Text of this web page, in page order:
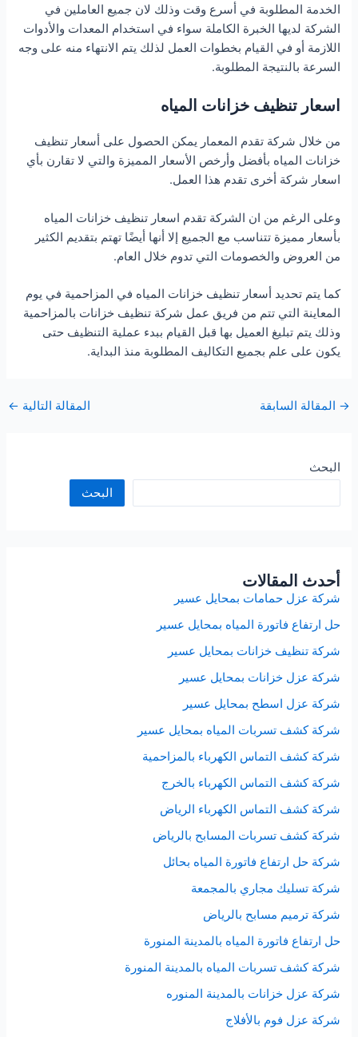
الخدمة المطلوبة في أسرع وقت وذلك لان جميع العاملين في
الشركة لديها الخبرة الكاملة سواء في استخدام المعدات والأدوات
اللازمة أو في القيام بخطوات العمل لذلك يتم الانتهاء منه على وجه
السرعة بالنتيجة المطلوبة.
اسعار تنظيف خزانات المياه
من خلال شركة تقدم المعمار يمكن الحصول على أسعار تنظيف
خزانات المياه بأفضل وأرخص الأسعار المميزة والتي لا تقارن بأي
اسعار شركة أخرى تقدم هذا العمل.
وعلى الرغم من ان الشركة تقدم اسعار تنظيف خزانات المياه
بأسعار مميزة تتناسب مع الجميع إلا أنها أيضًا تهتم بتقديم الكثير
من العروض والخصومات التي تدوم خلال العام.
كما يتم تحديد أسعار تنظيف خزانات المياه في المزاحمية في يوم
المعاينة التي تتم من فريق عمل شركة تنظيف خزانات بالمزاحمية
وذلك يتم تبليغ العميل بها قبل القيام ببدء عملية التنظيف حتى
يكون على علم بجميع التكاليف المطلوبة منذ البداية.
→ المقالة السابقة المقالة التالية ←
البحث
البحث
أحدث المقالات
شركة عزل حمامات بمحايل عسير
حل ارتفاع فاتورة المياه بمحايل عسير
شركة تنظيف خزانات بمحايل عسير
شركة عزل خزانات بمحايل عسير
شركة عزل اسطح بمحايل عسير
شركة كشف تسربات المياه بمحايل عسير
شركة كشف التماس الكهرباء بالمزاحمية
شركة كشف التماس الكهرباء بالخرج
شركة كشف التماس الكهرباء الرياض
شركة كشف تسربات المسابح بالرياض
شركة حل ارتفاع فاتورة المياه بحائل
شركة تسليك مجاري بالمجمعة
شركة ترميم مسابح بالرياض
حل ارتفاع فاتورة المياه بالمدينة المنورة
شركة كشف تسربات المياه بالمدينة المنورة
شركة عزل خزانات بالمدينة المنوره
شركة عزل فوم بالأفلاج